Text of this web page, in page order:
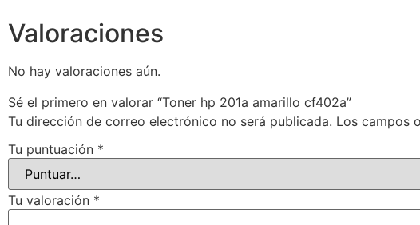
Valoraciones
No hay valoraciones aún.
Sé el primero en valorar “Toner hp 201a amarillo cf402a”
Tu dirección de correo electrónico no será publicada. Los campos
Tu puntuación *
Tu valoración *